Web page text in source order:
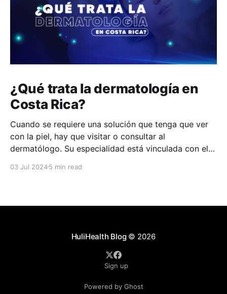
¿Qué trata la dermatología en
Costa Rica?
Cuando se requiere una solución que tenga que ver
con la piel, hay que visitar o consultar al
dermatólogo. Su especialidad está vinculada con el
enfermedades de la piel, el cabello, las uñas y las
03 Jul 20245 min read
HuliHealth Blog© 2026
Sign up
Powered by Ghost